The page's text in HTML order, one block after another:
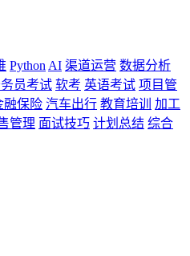
Python AI 渠道运营 数据分析
员考试 软考 英语考试 项目管
融保险 汽车出行 教育培训
加工
管理 面试技巧 计划总结 综合